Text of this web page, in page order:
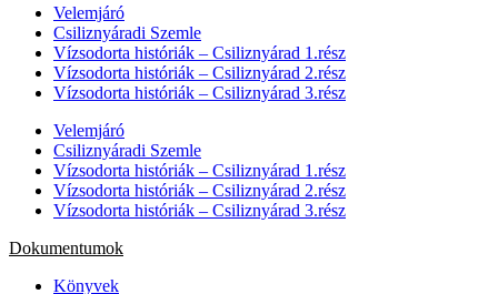
Velemjáró
Csiliznyáradi Szemle
Vízsodorta históriák – Csiliznyárad 1.rész
Vízsodorta históriák – Csiliznyárad 2.rész
Vízsodorta históriák – Csiliznyárad 3.rész
Velemjáró
Csiliznyáradi Szemle
Vízsodorta históriák – Csiliznyárad 1.rész
Vízsodorta históriák – Csiliznyárad 2.rész
Vízsodorta históriák – Csiliznyárad 3.rész
Dokumentumok
Könyvek